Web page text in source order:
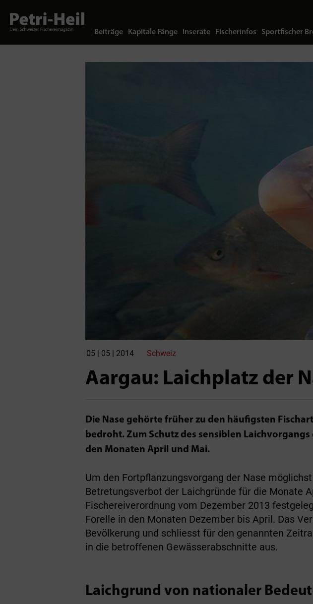
Beiträge Kapitale Fänge Inserate Fischerinfos Sportfischer
05 | 05 | 2014 Schweiz
Aargau: Laichplatz der
Die Nase gehörte früher zu den häufigsten
bedroht. Zum Schutz des sensiblen
den Monaten April und Mai.
Um den Fortpflanzungsvorgang der Nase
Betretungsverbot der Laichgründe für die Monate
Fischereiverordnung vom Dezember 2013
Forelle in den Monaten Dezember bis April. Das
Bevölkerung und schliesst für den genannten
in die betroffenen Gewässerabschnitte aus.
Laichgrund von nationaler